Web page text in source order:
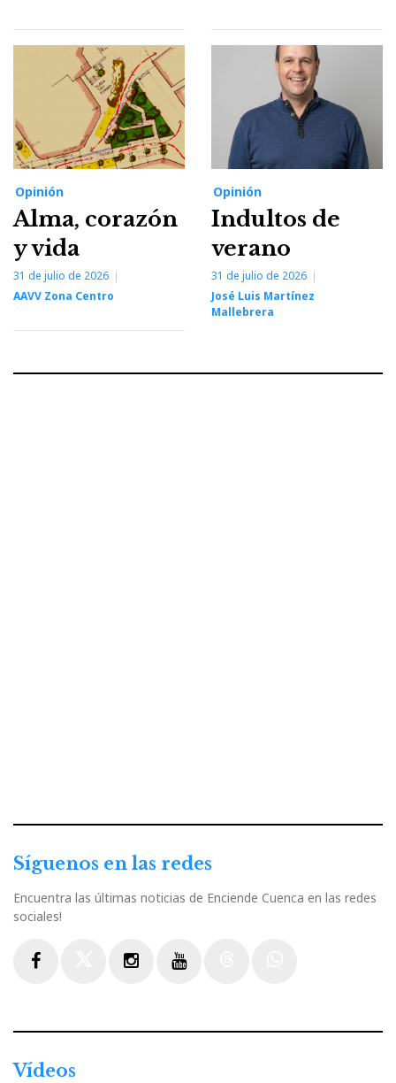
Opinión
Alma, corazón
y vida
31 de julio de 2026
AAVV Zona Centro
Opinión
Indultos de
verano
31 de julio de 2026
José Luis Martínez
Mallebrera
Síguenos en las redes
Encuentra las últimas noticias de Enciende Cuenca en las redes
sociales!
Vídeos